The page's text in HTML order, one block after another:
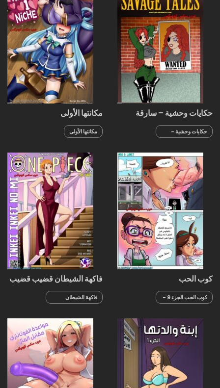
حكايات وحشية – سارقة
البنوك الشيميل
حكايات وحشية -
سارقة البنوك
مكانتها الأولى
مكانتها الأولى
كوب الحب
كوب الحب الجزء 9 -
مزيج مثلج
فاكهة الشيطان قضيب قضيب
– ون بيس
فاكهة الشيطان
قضيب قضيب - ون